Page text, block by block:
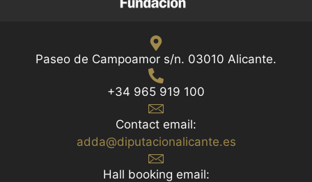
Paseo de Campoamor s/n. 03010 Alicante.
+34 965 919 100
Contact email:
adda@diputacionalicante.es
Hall booking email: